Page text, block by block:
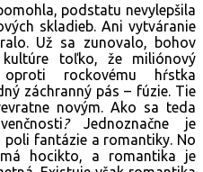
podstatu nevylepšila
skladieb. Ani vytváranie
Už sa zunovalo, bohov
toľko, že miliónový
rockovému hŕstka
záchranný pás – fúzie. Tie
novým. Ako sa teda
?Jednoznačne je
poli fantázie a romantiky. No
hocikto, a romantika je